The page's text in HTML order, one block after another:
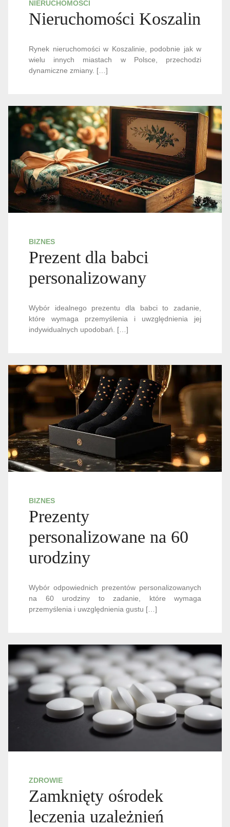
NIERUCHOMOŚCI
Nieruchomości Koszalin
Rynek nieruchomości w Koszalinie, podobnie jak w
wielu innych miastach w Polsce, przechodzi
dynamiczne zmiany. […]
BIZNES
Prezent dla babci
personalizowany
Wybór idealnego prezentu dla babci to zadanie,
które wymaga przemyślenia i uwzględnienia jej
indywidualnych upodobań. […]
BIZNES
Prezenty
personalizowane na 60
urodziny
Wybór odpowiednich prezentów personalizowanych
na 60 urodziny to zadanie, które wymaga
przemyślenia i uwzględnienia gustu […]
ZDROWIE
Zamknięty ośrodek
leczenia uzależnień